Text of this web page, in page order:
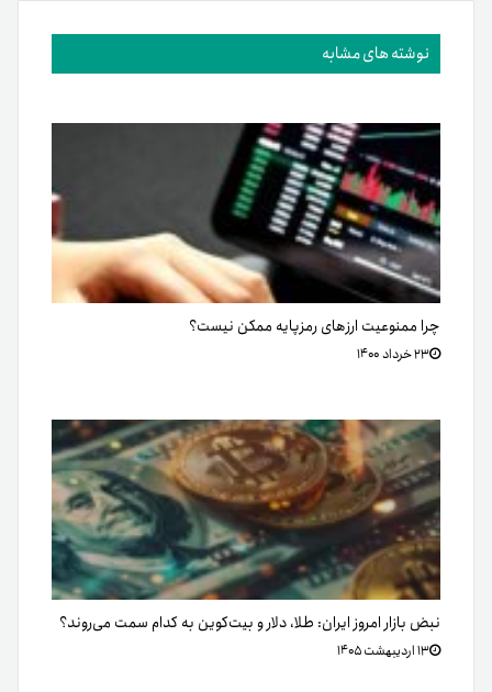
نوشته های مشابه
چرا ممنوعیت ارزهای رمزپایه ممکن نیست؟
۲۳ خرداد ۱۴۰۰
نبض بازار امروز ایران: طلا، دلار و بیت‌کوین به کدام سمت می‌روند؟
۱۳ اردیبهشت ۱۴۰۵